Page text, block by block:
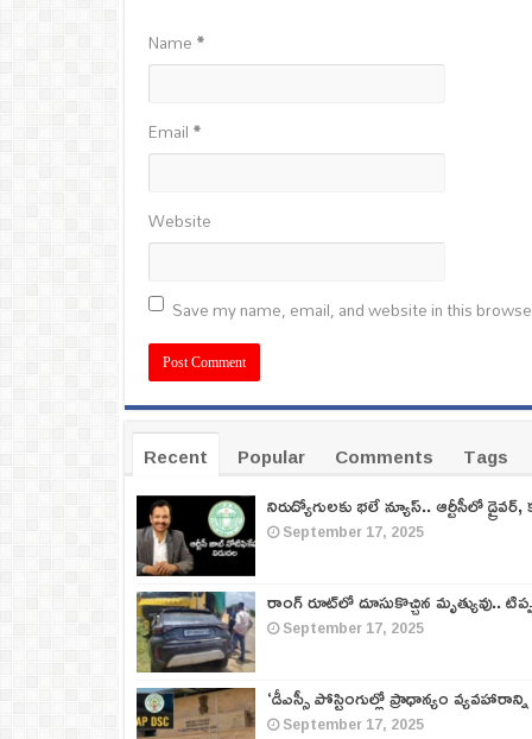
Name*
Email*
Website
Save my name, email, and website in this
Recent Popular Comments
Tags
నిరుద్యోగులకు భలే న్యూస్.. ఆర్టీసీలో
September 17, 2025
రాంగ్ రూట్‌లో దూసుకొచ్చిన మృత్యువు..
September 17, 2025
‘డీఎస్సీ పోస్టింగుల్లో ప్రాధాన్యం
September 17, 2025